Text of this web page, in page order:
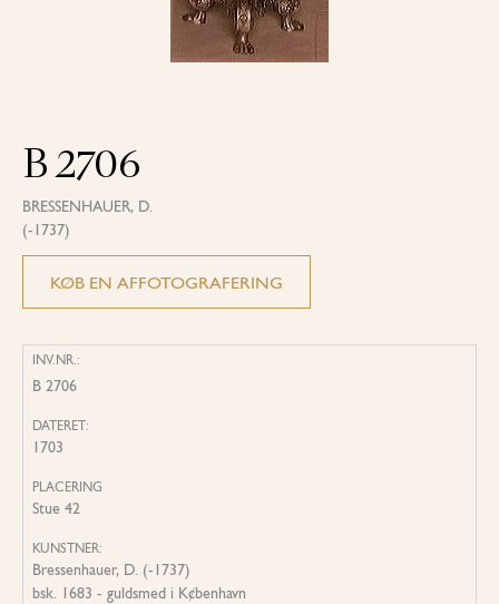
B 2706
BRESSENHAUER, D.
(-1737)
KØB EN AFFOTOGRAFERING
INV.NR.:
B 2706
DATERET:
1703
PLACERING
Stue 42
KUNSTNER:
Bressenhauer, D. (-1737)
bsk. 1683 - guldsmed i K¢benhavn